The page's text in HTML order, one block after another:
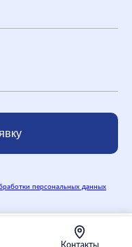
Контакты
Получить КП
персональных данных